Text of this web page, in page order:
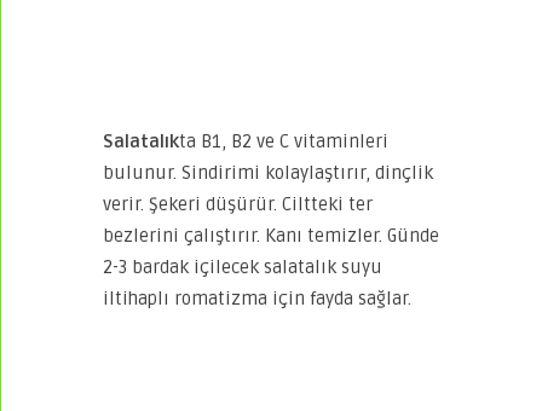
Salatalıkta B1, B2 ve C vitaminleri
bulunur. Sindirimi kolaylaştırır, dinçlik
verir. Şekeri düşürür. Ciltteki ter
bezlerini çalıştırır. Kanı temizler. Günde
2-3 bardak içilecek salatalık suyu
iltihaplı romatizma için fayda sağlar.